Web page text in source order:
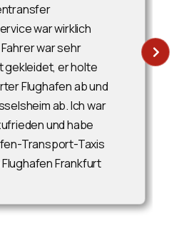
war wirklich
war sehr
gekleidet, er holte
Flughafen ab und
ab. Ich war
und habe
Transport-Taxis
Frankfurt